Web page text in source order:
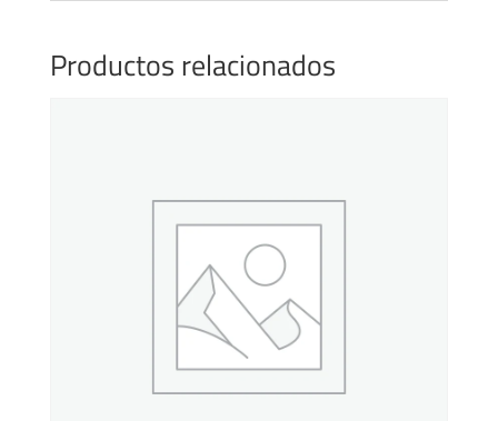
Productos relacionados